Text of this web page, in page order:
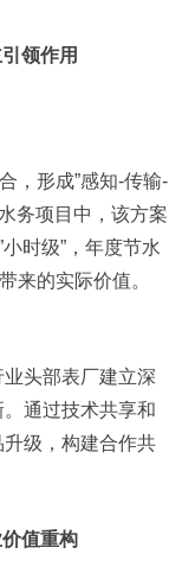
领作用
，形成”感知-传输-
务项目中，该方案
时级”，年度节水
来的实际价值。
头部表厂建立深
通过技术共享和
级，构建合作共
值重构